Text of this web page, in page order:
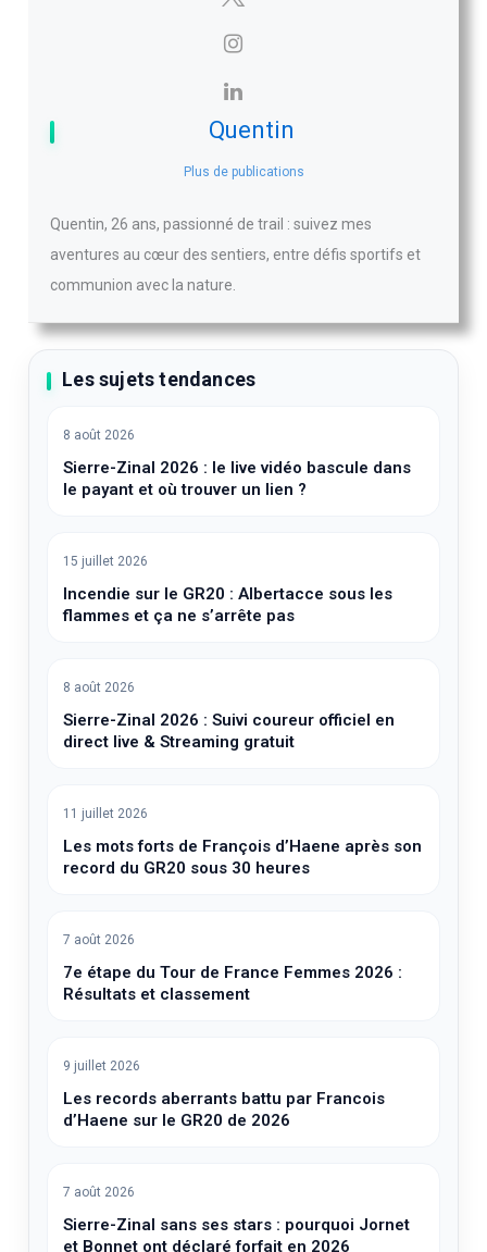
Quentin
Plus de publications
Quentin, 26 ans, passionné de trail : suivez mes
aventures au cœur des sentiers, entre défis sportifs et
communion avec la nature.
Les sujets tendances
8 août 2026
Sierre-Zinal 2026 : le live vidéo bascule dans
le payant et où trouver un lien ?
15 juillet 2026
Incendie sur le GR20 : Albertacce sous les
flammes et ça ne s’arrête pas
8 août 2026
Sierre-Zinal 2026 : Suivi coureur officiel en
direct live & Streaming gratuit
11 juillet 2026
Les mots forts de François d’Haene après son
record du GR20 sous 30 heures
7 août 2026
7e étape du Tour de France Femmes 2026 :
Résultats et classement
9 juillet 2026
Les records aberrants battu par Francois
d’Haene sur le GR20 de 2026
7 août 2026
Sierre-Zinal sans ses stars : pourquoi Jornet
et Bonnet ont déclaré forfait en 2026